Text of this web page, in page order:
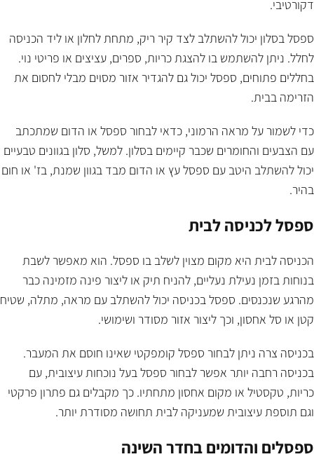
דקורטיבי.
ספסל בסלון יכול להשתלב לצד קיר ריק, מתחת לחלון או ליד הכניסה
לחלל. ניתן להשתמש בו להצגת כריות, ספרים, עציצים או פריטי נוי.
בחללים פתוחים, ספסל יכול גם להגדיר אזור מסוים מבלי לחסום את
הזרימה בבית.
כדי לשמור על מראה הרמוני, כדאי לבחור ספסל או הדום שמתכתב
עם הצבעים והחומרים שכבר קיימים בסלון. למשל, סלון בגוונים טבעיים
יכול להשתלב היטב עם ספסל עץ או הדום מבד בגוון שמנת, בז' או חום
בהיר.
ספסל לכניסה לבית
הכניסה לבית היא מקום מצוין לשלב בו ספסל. הוא מאפשר לשבת
בנוחות בזמן נעילת נעליים, להניח תיק או ליצור פינה מזמינה כבר
מהרגע שנכנסים. ספסל בכניסה יכול להשתלב עם מראה, מתלה, שטיח
קטן או סל אחסון, וכך ליצור אזור מסודר ושימושי.
בכניסה צרה ניתן לבחור ספסל קומפקטי שאינו חוסם את המעבר.
בכניסה רחבה יותר אפשר לבחור ספסל בעל נוכחות עיצובית, עם
כריות, טקסטיל או מקום אחסון מתחתיו. כך מקבלים גם פתרון פרקטי
וגם תוספת עיצובית שמעניקה לבית תחושה מסודרת יותר.
ספסלים והדומים בחדר השינה